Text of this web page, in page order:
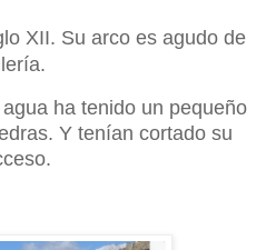
XII. Su arco es agudo de
ha tenido un pequeño
Y tenían cortado su